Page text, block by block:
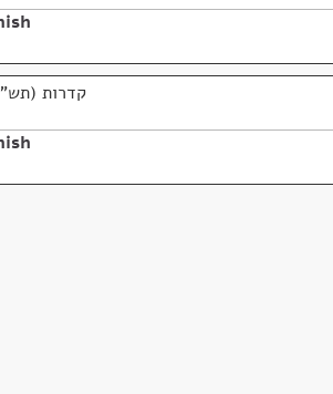
קדרות (תש"י,